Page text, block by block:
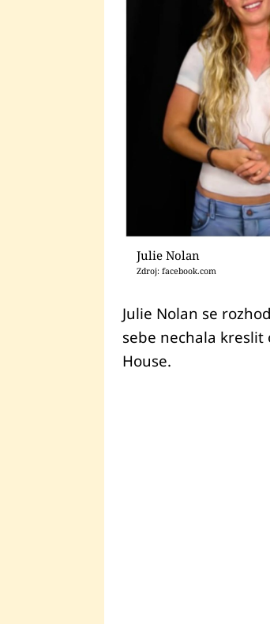
Julie Nolan
Zdroj: facebook.com
Julie Nolan se
sebe nechala
House.